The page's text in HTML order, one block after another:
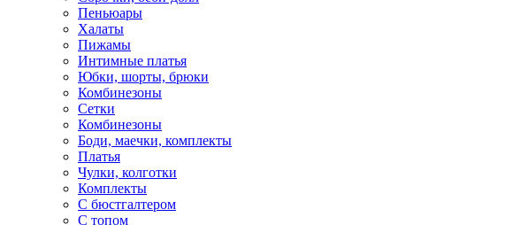
Пеньюары
Халаты
Пижамы
Интимные платья
Юбки, шорты, брюки
Комбинезоны
Сетки
Комбинезоны
Боди, маечки, комплекты
Платья
Чулки, колготки
Комплекты
С бюстгалтером
С топом